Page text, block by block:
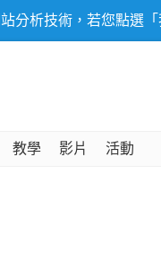
分析技術，若您點選
教學 影片 活動